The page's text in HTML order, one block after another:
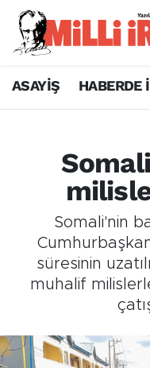
ASAYİŞ HABERDE
Somali'nin
süresinin
muhalif